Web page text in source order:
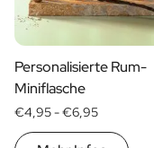
Abschiedsgeschenk
Danke Geschenk zur
Vatertagsgeschenk
Neujahrsgeschenk
Geschenk zum
Weihnachtsgeschenk
Personalisierte Rum-
Miniflasche
€4,95 -€6,95